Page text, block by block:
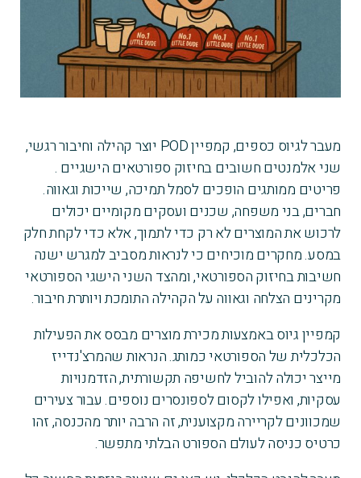
מעבר לגיוס כספים, קמפיין POD יוצר קהילה וחיבור רגשי,
שני אלמנטים חשובים בחיזוק ספורטאים הישגיים .
פריטים ממותגים הופכים לסמל תמיכה, שייכות וגאווה.
חברים, בני משפחה, שכנים ועסקים מקומיים יכולים
לרכוש את המוצרים לא רק כדי לתמוך, אלא כדי לקחת חלק
במסע. מחקרים מוכיחים כי לנראות מסביב למגרש ישנה
חשיבות בחיזוק הספורטאי, ומהצד השני הישגי הספורטאי
מקרינים הצלחה וגאווה על הקהילה התומכת ויותרת חיבור.
קמפיין גיוס באמצעות מכירת מוצרים מבסס את הפעילות
הכלכלית של הספורטאי כמותג. הנראות שהמרצ'נדייז
מייצר יכולה להוביל לחשיפה תקשורתית, הזדמנויות
עסקיות, ואפילו לקסום לספונסרים נוספים. עבור צעירים
שמכוונים לקריירה מקצוענית, זה הרבה יותר מהכנסה, זהו
כרטיס כניסה לעולם הספורט הבלתי מתפשר.